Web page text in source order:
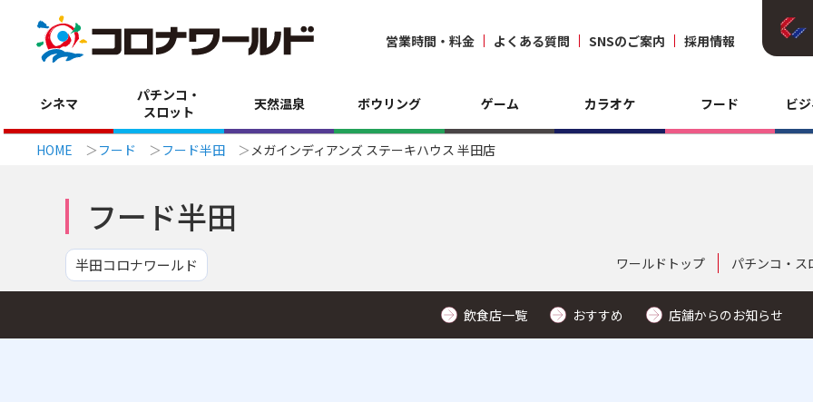
営業時間・料金 よくある質問 SNSのご案内 採用情報
シネマ
パチンコ・
スロット
天然温泉 ボウリング ゲーム カラオケ フード ビ
HOME フード フード半田 メガインディアンズ ステーキハウス 半田店
フード半田
半田コロナワールド ワールドトップ パチンコ・ス
飲食店一覧 おすすめ 店舗からのお知らせ